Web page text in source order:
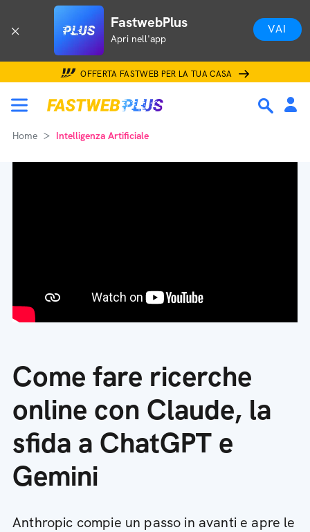
FastwebPlus
Apri nell'app
VAI
OFFERTA FASTWEB PER LA TUA CASA
Home Intelligenza Artificiale
Come fare ricerche
online con Claude, la
sfida a ChatGPT e
Gemini
Anthropic compie un passo in avanti e apre le